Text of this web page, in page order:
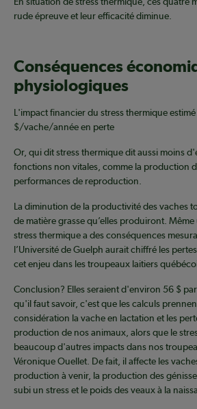
rude épreuve et leur efficacité diminue.
Conséquences
physiologiques
L'impact financier du stress thermique
$/vache/année en perte
Or, qui dit stress thermique dit aussi moins
fonctions non vitales, comme la production
performances de reproduction.
La diminution de la productivité des vaches
de matière grasse qu’elles produiront.
stress thermique a des conséquences
l’Université de Guelph aurait chiffré les
cet enjeu dans les troupeaux laitiers
Conclusion? Elles seraient d'environ 56 $
qu'il faut savoir, c'est que les calculs
considération la vache en lactation et les
production de nos animaux, alors que le
beaucoup d'autres impacts dans nos
Véronique Ouellet. De fait, il affecte les
production à venir, la production des
subi un stress et le poids des veaux à la